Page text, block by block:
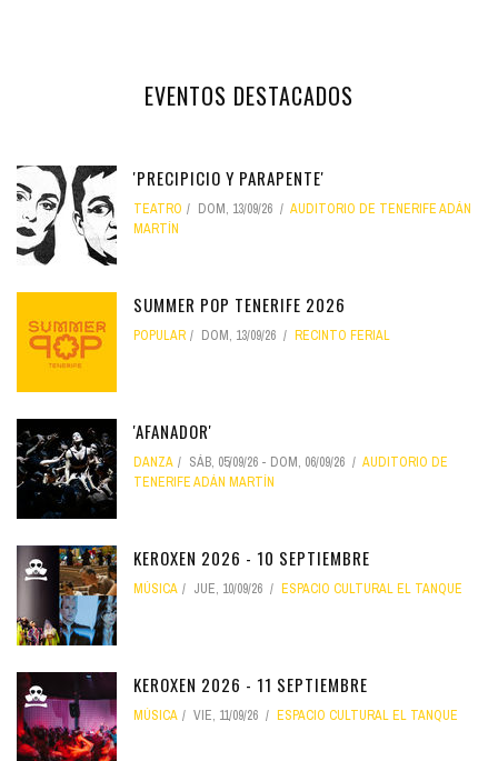
EVENTOS DESTACADOS
'PRECIPICIO Y PARAPENTE'
TEATRO DOM, 13/09/26
AUDITORIO DE TENERIFE ADÁN
MARTÍN
SUMMER POP TENERIFE 2026
POPULAR DOM, 13/09/26 RECINTO FERIAL
'AFANADOR'
DANZA SÁB, 05/09/26 - DOM, 06/09/26
AUDITORIO DE
TENERIFE ADÁN MARTÍN
KEROXEN 2026 - 10 SEPTIEMBRE
MÚSICA JUE, 10/09/26 ESPACIO CULTURAL EL TANQUE
KEROXEN 2026 - 11 SEPTIEMBRE
MÚSICA VIE, 11/09/26 ESPACIO CULTURAL EL TANQUE